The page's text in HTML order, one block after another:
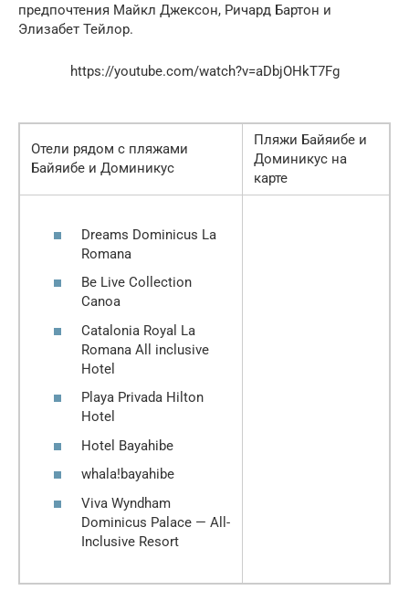
предпочтения Майкл Джексон, Ричард Бартон и
Элизабет Тейлор.
https://youtube.com/watch?v=aDbjOHkT7Fg
Отели рядом с пляжами
Байяибе и Доминикус
Пляжи Байяибе и
Доминикус на
карте
Dreams Dominicus La
Romana
Be Live Collection
Canoa
Catalonia Royal La
Romana All inclusive
Hotel
Playa Privada Hilton
Hotel
Hotel Bayahibe
whala!bayahibe
Viva Wyndham
Dominicus Palace — All-
Inclusive Resort